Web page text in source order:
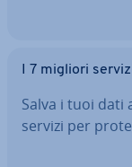
I 7 migliori
Salva i tuoi dati
servizi per